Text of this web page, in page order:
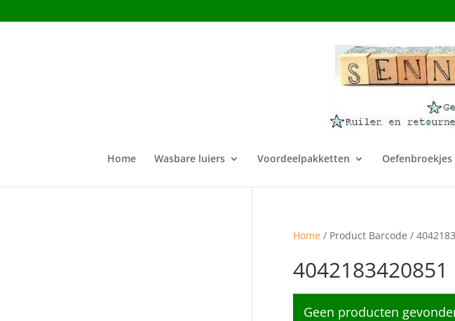
Home Wasbare luiers Voordeelpakketten Oefenbroekjes
Home/ Product Barcode /
4042183420851
Geen producten